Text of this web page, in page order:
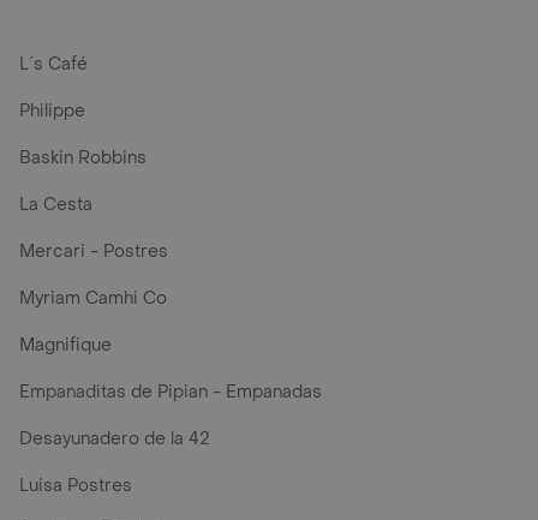
L´s Café
Philippe
Baskin Robbins
La Cesta
Mercari - Postres
Myriam Camhi Co
Magnifique
Empanaditas de Pipian - Empanadas
Desayunadero de la 42
Luisa Postres